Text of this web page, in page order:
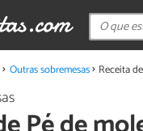
Outras sobremesas Receita